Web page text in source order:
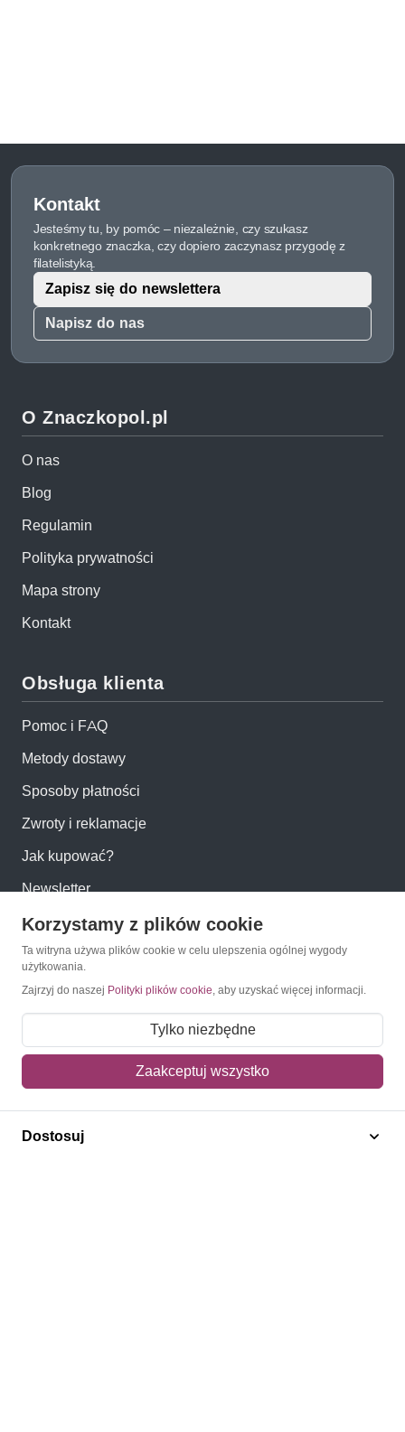
Kontakt
Jesteśmy tu, by pomóc – niezależnie, czy szukasz
konkretnego znaczka, czy dopiero zaczynasz przygodę z
filatelistyką.
Napisz do nas
Zapisz się do newslettera
O Znaczkopol.pl
O nas
Blog
Regulamin
Polityka prywatności
Mapa strony
Kontakt
Obsługa klienta
Pomoc i FAQ
Metody dostawy
Sposoby płatności
Zwroty i reklamacje
Jak kupować?
Newsletter
Konto
Moje konto
Mój koszyk
Adres dostawy
Polecamy
Korzystamy z plików cookie
Ta witryna używa plików cookie w celu ulepszenia ogólnej wygody
użytkowania.
Zajrzyj do naszej Polityki plików cookie, aby uzyskać więcej informacji.
Tylko niezbędne
Zaakceptuj wszystko
Dostosuj